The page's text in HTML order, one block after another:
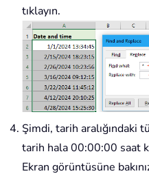
tıklayın.
Şimdi, tarih aralığındaki
tarih hala 00:00:00 saat
Ekran görüntüsüne